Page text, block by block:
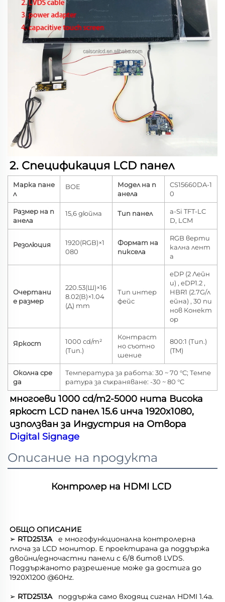
2. Спецификация LCD панел
Марка пане
л
BOE
Модел на п
анела
CS15660DA-1
0
Размер на п
анела
15,6 дюйма Тип панел
a-Si TFT-LC
D, LCM
Резолюция
1920(RGB)×1
080
Формат на
пиксела
RGB верти
кална лент
а
Очертани
е размер
220.53(Ш)×16
8.02(В)×1.04
(Д) mm
Тип интер
фейс
eDP (2 Лейн
и) , eDP1.2 ,
HBR1 (2.7G/л
ейна) , 30 пи
нов Конект
ор
Яркост
1000 cd/m²
(Тип.)
Контраст
но съотно
шение
800:1 (Тип.)
(TM)
Околна сре
да
Температура за работа: 30 ~ 70 °C; Темпе
ратура за съхраняване: -30 ~ 80 °C
многоеви 1000 cd/m2-5000 нита Висока
яркост LCD панел 15.6 инча 1920x1080,
Digital Signage
Описание на продукта
Контролер на HDMI LCD
ОБЩО ОПИСАНИЕ
➢ RTD2513A е многофункционална контролерна
плоча за LCD монитор. Е проектирана да поддържа
двойни/едночастни панели с 6/8 битов LVDS.
Поддържаното разрешение може да достига до
1920X1200 @60Hz.
➢ RTD2513A поддържа само входящ сигнал HDMI 1.4a.